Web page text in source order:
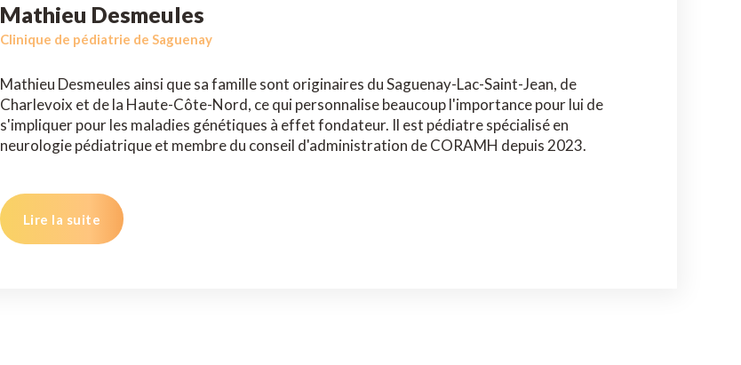
Mathieu Desmeules
Clinique de pédiatrie de Saguenay
Mathieu Desmeules ainsi que sa famille sont originaires du Saguenay-Lac-Saint-Jean, de
Charlevoix et de la Haute-Côte-Nord, ce qui personnalise beaucoup l'importance pour lui de
s'impliquer pour les maladies génétiques à effet fondateur. Il est pédiatre spécialisé en
neurologie pédiatrique et membre du conseil d'administration de CORAMH depuis 2023.
Lire la suite